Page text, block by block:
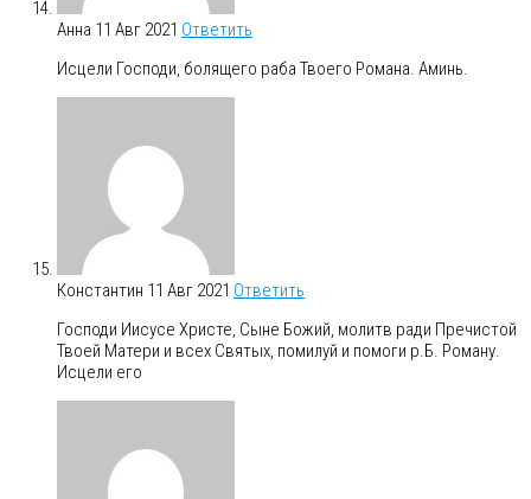
Анна 11 Авг 2021 Ответить
Исцели Господи, болящего раба Твоего Романа. Аминь.
Константин 11 Авг 2021 Ответить
Господи Иисусе Христе, Сыне Божий, молитв ради Пречистой
Твоей Матери и всех Святых, помилуй и помоги р.Б. Роману.
Исцели его